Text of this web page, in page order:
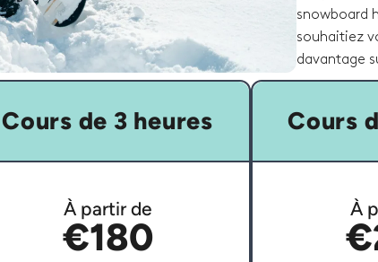
snowboard
souhaitiez
davantage
Cours de 3 heures
À partir de
€180
Cours
À